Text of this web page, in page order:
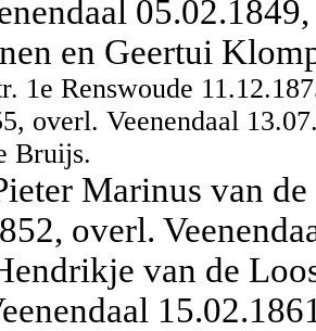
en Geertui
1e Renswoude
overl. Veenendaal
Bruijs.
Marinus van
overl.
van de